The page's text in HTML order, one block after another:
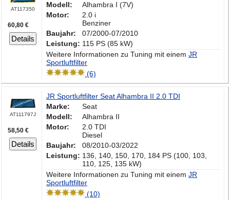
AT117350
60,80 €
Details
Modell:
Alhambra I (7V)
Motor:
2.0 i
Benziner
Baujahr:
07/2000-07/2010
Leistung: 115 PS (85 kW)
Weitere Informationen zu Tuning mit einem JR
Sportluftfilter
(6)
AT111797J
58,50 €
Details
JR Sportluftfilter Seat Alhambra II 2.0 TDI
Marke:
Seat
Modell:
Alhambra II
Motor:
2.0 TDI
Diesel
Baujahr:
08/2010-03/2022
Leistung: 136, 140, 150, 170, 184 PS (100, 103,
110, 125, 135 kW)
Weitere Informationen zu Tuning mit einem JR
Sportluftfilter
(10)